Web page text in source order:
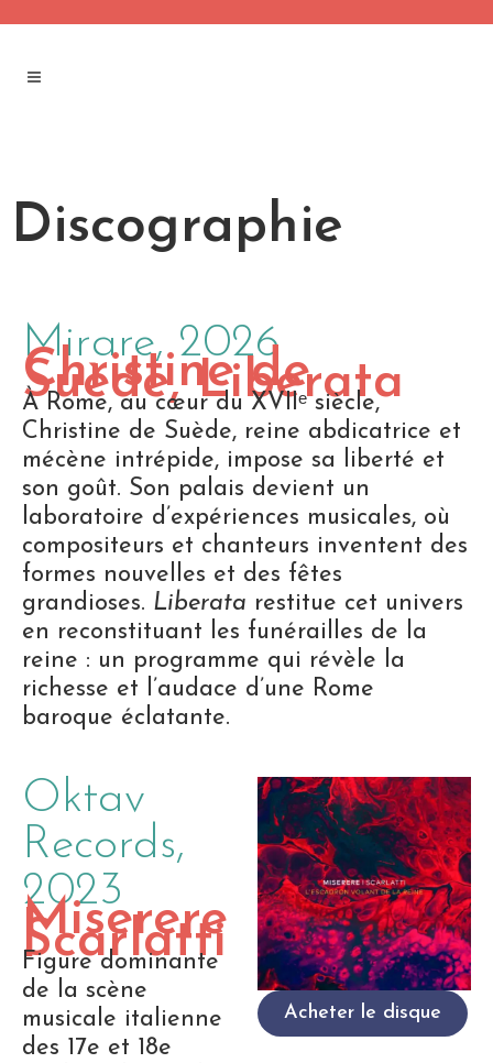
Discographie
Mirare, 2026
Christine de
Suède, Liberata
À Rome, au cœur du XVIIᵉ siècle,
Christine de Suède, reine abdicatrice et
mécène intrépide, impose sa liberté et
son goût. Son palais devient un
laboratoire d’expériences musicales, où
compositeurs et chanteurs inventent des
formes nouvelles et des fêtes
grandioses. Liberata restitue cet univers
en reconstituant les funérailles de la
reine : un programme qui révèle la
richesse et l’audace d’une Rome
baroque éclatante.
Oktav
Records,
2023
Miserere
|
Scarlatti
Figure dominante
de la scène
musicale italienne
des 17e et 18e
Acheter le disque